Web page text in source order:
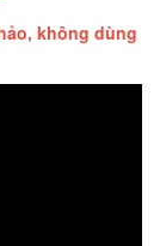
không dùng